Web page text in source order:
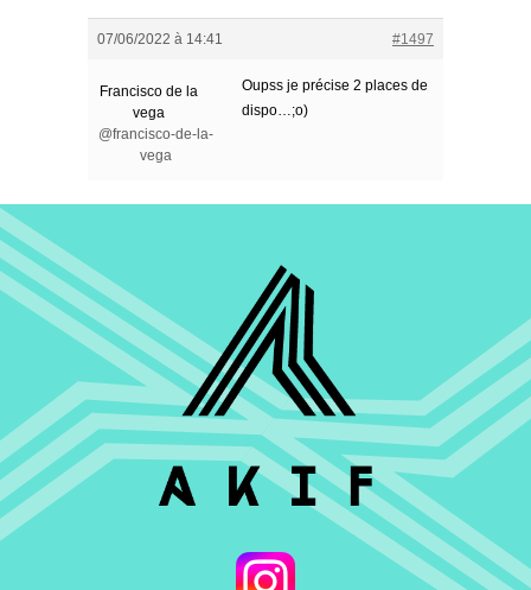
07/06/2022 à 14:41 #1497
Francisco de la
vega
@francisco-de-la-
vega
Oupss je précise 2 places de
dispo…;o)